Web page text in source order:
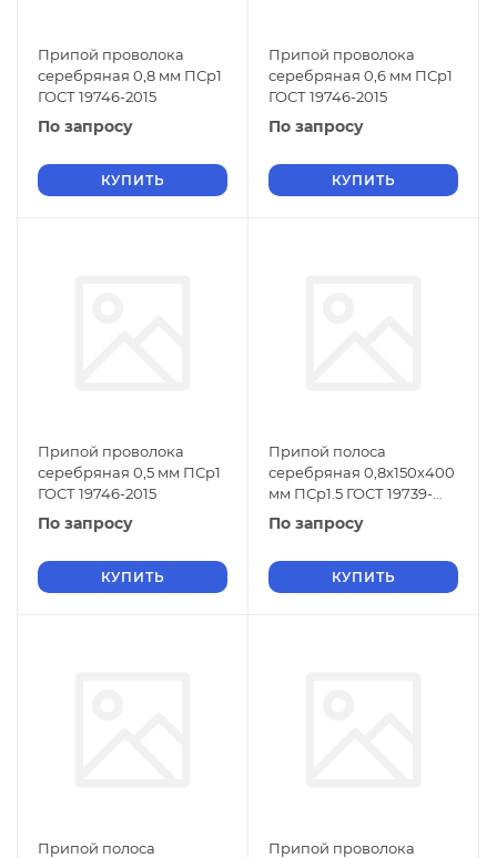
Припой проволока
серебряная 0,8 мм ПСр1
ГОСТ 19746-2015
По запросу
КУПИТЬ
Припой проволока
серебряная 0,6 мм ПСр1
ГОСТ 19746-2015
По запросу
КУПИТЬ
Припой проволока
серебряная 0,5 мм ПСр1
ГОСТ 19746-2015
По запросу
КУПИТЬ
Припой полоса
серебряная 0,8х150х400
мм ПСр1.5 ГОСТ 19739-
2015
По запросу
КУПИТЬ
Припой полоса
Припой проволока